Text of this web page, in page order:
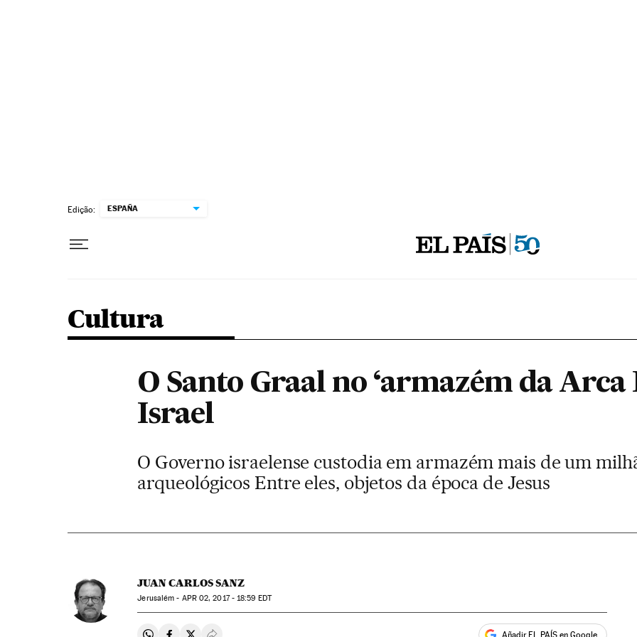
Edição: ESPAÑA
Cultura
O Santo Graal no ‘armazém da Arca
Israel
O Governo israelense custodia em armazém mais de um
arqueológicos Entre eles, objetos da época de Jesus
JUAN CARLOS SANZ
Jerusalém - APR02, 2017 - 18:59 EDT
Añadir EL PAÍS en Google